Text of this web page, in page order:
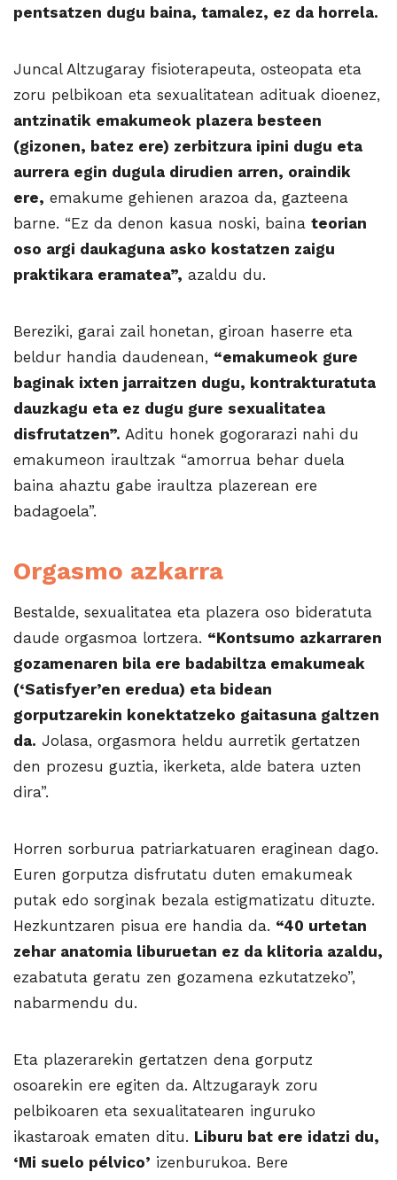
pentsatzen dugu baina, tamalez, ez da horrela.
Juncal Altzugaray fisioterapeuta, osteopata eta
zoru pelbikoan eta sexualitatean adituak dioenez,
antzinatik emakumeok plazera besteen
(gizonen, batez ere) zerbitzura ipini dugu eta
aurrera egin dugula dirudien arren, oraindik
ere, emakume gehienen arazoa da, gazteena
barne. “Ez da denon kasua noski, baina teorian
oso argi daukaguna asko kostatzen zaigu
praktikara eramatea”, azaldu du.
Bereziki, garai zail honetan, giroan haserre eta
beldur handia daudenean, “emakumeok gure
baginak ixten jarraitzen dugu, kontrakturatuta
dauzkagu eta ez dugu gure sexualitatea
disfrutatzen”. Aditu honek gogorarazi nahi du
emakumeon iraultzak “amorrua behar duela
baina ahaztu gabe iraultza plazerean ere
badagoela”.
Orgasmo azkarra
Bestalde, sexualitatea eta plazera oso bideratuta
daude orgasmoa lortzera. “Kontsumo azkarraren
gozamenaren bila ere badabiltza emakumeak
(‘Satisfyer’en eredua) eta bidean
gorputzarekin konektatzeko gaitasuna galtzen
da. Jolasa, orgasmora heldu aurretik gertatzen
den prozesu guztia, ikerketa, alde batera uzten
dira”.
Horren sorburua patriarkatuaren eraginean dago.
Euren gorputza disfrutatu duten emakumeak
putak edo sorginak bezala estigmatizatu dituzte.
Hezkuntzaren pisua ere handia da. “40 urtetan
zehar anatomia liburuetan ez da klitoria azaldu,
ezabatuta geratu zen gozamena ezkutatzeko”,
nabarmendu du.
Eta plazerarekin gertatzen dena gorputz
osoarekin ere egiten da. Altzugarayk zoru
pelbikoaren eta sexualitatearen inguruko
ikastaroak ematen ditu. Liburu bat ere idatzi du,
‘Mi suelo pélvico’ izenburukoa. Bere